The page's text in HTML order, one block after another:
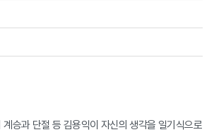
승과 단절 등 김용익이 자신의 생각을 일기식으로